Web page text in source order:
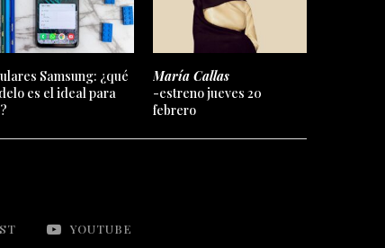
Samsung: ¿qué
es el ideal para
María Callas
-estreno jueves 20
febrero